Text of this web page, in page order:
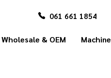
061 661 1854
Wholesale & OEM Machine